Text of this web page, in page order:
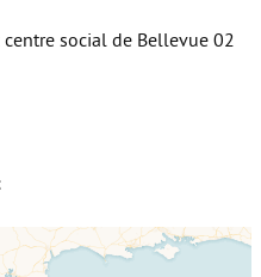
social de Bellevue 02